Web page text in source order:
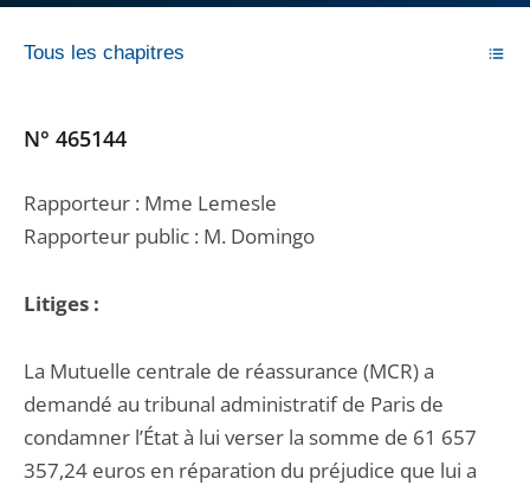
Tous les chapitres
N° 465144
Rapporteur : Mme Lemesle
Rapporteur public : M. Domingo
Litiges :
La Mutuelle centrale de réassurance (MCR) a
demandé au tribunal administratif de Paris de
condamner l’État à lui verser la somme de 61 657
357,24 euros en réparation du préjudice que lui a